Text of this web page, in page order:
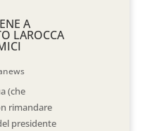
A
LAROCCA
(che
rimandare
presidente